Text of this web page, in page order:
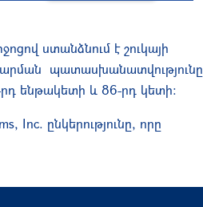
ստանձնում է շուկայի
պատասխանատվությունը
ենթակետի և 86-րդ կետի։
Inc. ընկերությունը, որը